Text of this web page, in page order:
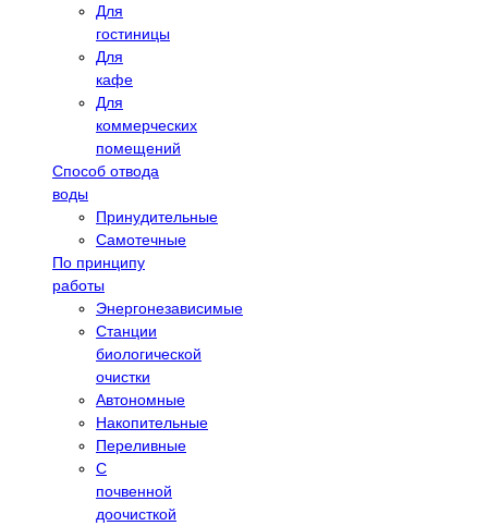
Для
гостиницы
Для
кафе
Для
коммерческих
помещений
Способ отвода
воды
Принудительные
Самотечные
По принципу
работы
Энергонезависимые
Станции
биологической
очистки
Автономные
Накопительные
Переливные
С
почвенной
доочисткой